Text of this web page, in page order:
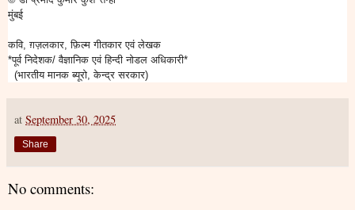
मुंबई
कवि, ग़ज़लकार, फ़िल्म गीतकार एवं लेखक
*पूर्व निदेशक/ वैज्ञानिक एवं हिन्दी नोडल अधिकारी*
(भारतीय मानक ब्यूरो, केन्द्र सरकार)
at September 30, 2025
Share
No comments: